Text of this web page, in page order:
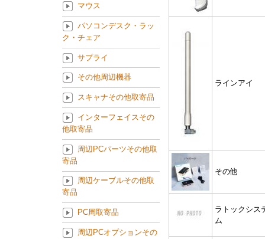
ラインアイ
その他
ラトックシス
ム
マウス
パソコンデスク・ラッ
ク・チェア
サプライ
その他周辺機器
スキャナその他取寄品
インターフェイスその
他取寄品
周辺PCパーツその他取
寄品
周辺ケーブルその他取
寄品
PC周取寄品
周辺PCオプションその